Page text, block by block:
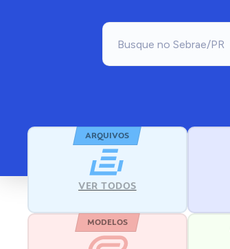
ARQUIVOS
VER TODOS
MODELOS